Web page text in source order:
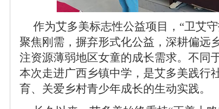
作为艾多美标志性公益项目，“卫艾
聚焦刚需，摒弃形式化公益，深耕偏远
注资源薄弱地区女童的成长需求。不同
本次走进广西乡镇中学，是艾多美践行
育、关爱乡村青少年成长的生动实践。